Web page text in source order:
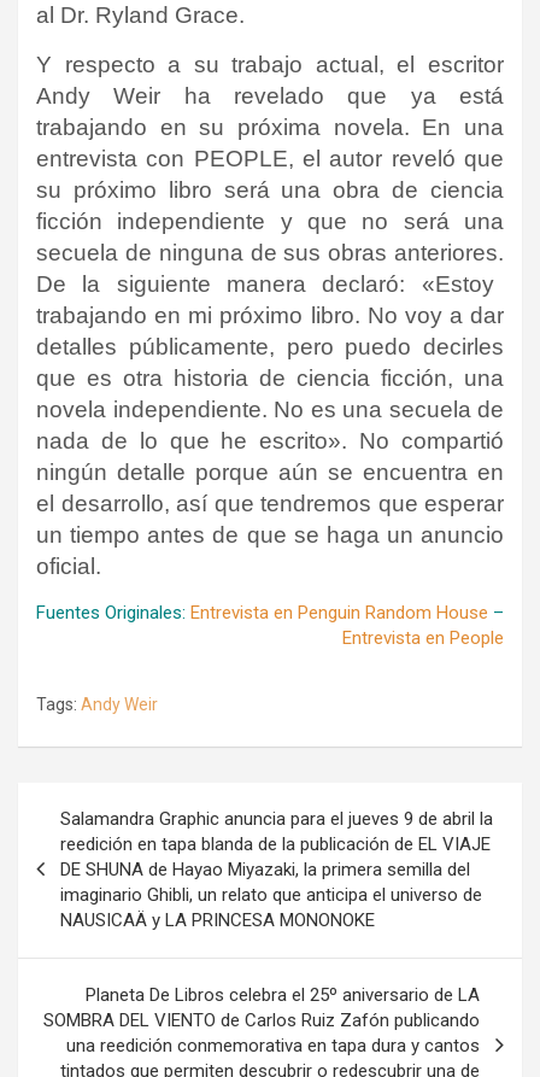
al Dr. Ryland Grace.
Y respecto a su trabajo actual, el escritor
Andy Weir ha revelado que ya está
trabajando en su próxima novela. En una
entrevista con PEOPLE, el autor reveló que
su próximo libro será una obra de ciencia
ficción independiente y que no será una
secuela de ninguna de sus obras anteriores.
De la siguiente manera declaró: «Estoy
trabajando en mi próximo libro. No voy a dar
detalles públicamente, pero puedo decirles
que es otra historia de ciencia ficción, una
novela independiente. No es una secuela de
nada de lo que he escrito». No compartió
ningún detalle porque aún se encuentra en
el desarrollo, así que tendremos que esperar
un tiempo antes de que se haga un anuncio
oficial.
Fuentes Originales: Entrevista en Penguin Random House –
Entrevista en People
Tags: Andy Weir
entradas
Salamandra Graphic anuncia para el jueves 9 de abril la
reedición en tapa blanda de la publicación de EL VIAJE
DE SHUNA de Hayao Miyazaki, la primera semilla del
imaginario Ghibli, un relato que anticipa el universo de
NAUSICAÄ y LA PRINCESA MONONOKE
Planeta De Libros celebra el 25º aniversario de LA
SOMBRA DEL VIENTO de Carlos Ruiz Zafón publicando
una reedición conmemorativa en tapa dura y cantos
tintados que permiten descubrir o redescubrir una de